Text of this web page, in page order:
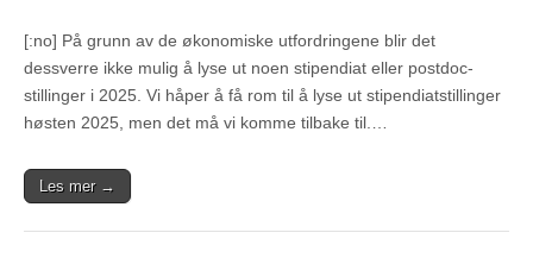
[:no] På grunn av de økonomiske utfordringene blir det
dessverre ikke mulig å lyse ut noen stipendiat eller postdoc-
stillinger i 2025. Vi håper å få rom til å lyse ut stipendiatstillinger
høsten 2025, men det må vi komme tilbake til.…
Les mer →